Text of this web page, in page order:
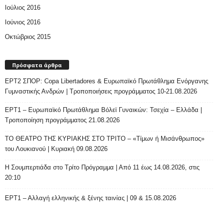
Ιούλιος 2016
Ιούνιος 2016
Οκτώβριος 2015
Πρόσφατα άρθρα
ΕΡΤ2 ΣΠΟΡ: Copa Libertadores & Ευρωπαϊκό Πρωτάθλημα Ενόργανης
Γυμναστικής Ανδρών | Τροποποιήσεις προγράμματος 10-21.08.2026
ΕΡΤ1 – Ευρωπαϊκό Πρωτάθλημα Βόλεϊ Γυναικών: Τσεχία – Ελλάδα |
Τροποποίηση προγράμματος 21.08.2026
ΤΟ ΘΕΑΤΡΟ ΤΗΣ ΚΥΡΙΑΚΗΣ ΣΤΟ ΤΡΙΤΟ – «Τίμων ή Μισάνθρωπος»
του Λουκιανού | Κυριακή 09.08.2026
H Σουμπερτιάδα στο Τρίτο Πρόγραμμα | Από 11 έως 14.08.2026, στις
20:10
ΕΡΤ1 – Αλλαγή ελληνικής & ξένης ταινίας | 09 & 15.08.2026